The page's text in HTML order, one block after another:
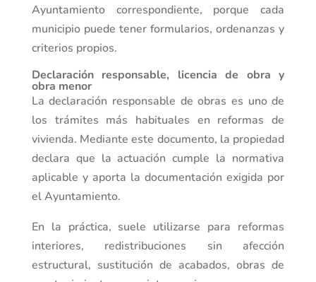
Ayuntamiento correspondiente, porque cada
municipio puede tener formularios, ordenanzas y
criterios propios.
Declaración responsable, licencia de obra y
obra menor
La declaración responsable de obras es uno de
los trámites más habituales en reformas de
vivienda. Mediante este documento, la propiedad
declara que la actuación cumple la normativa
aplicable y aporta la documentación exigida por
el Ayuntamiento.
En la práctica, suele utilizarse para reformas
interiores, redistribuciones sin afección
estructural, sustitución de acabados, obras de